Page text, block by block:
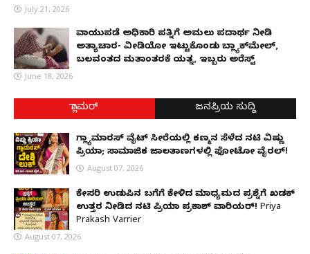
July 21, 2026
ವಾಯುಪಡೆ ಅಧಿಕಾರಿ ಪತ್ನಿಗೆ ಅಮಲು ಪದಾರ್ಥ ನೀಡಿ
ಅತ್ಯಾಚಾರ- ವೀಡಿಯೋ ಇಟ್ಟುಕೊಂಡು ಬ್ಲ್ಯಾಕ್‌ಮೇಲ್,
ಬಲವಂತದ ಮತಾಂತರಕ್ಕೆ ಯತ್ನ, ಇಬ್ಬರು ಅರೆಸ್ಟ್
June 18, 2026
ಗ್ಲಾಮರ್ ಜನಪ್ರಿಯ ಸುದ್ದಿ
ಗ್ಲ್ಯಾಮಾರಸ್ ವೈಟ್‌ ಸೀರೆಯಲ್ಲಿ ಕಣ್ಮನ ಸೆಳೆದ ನಟಿ ವಿಷ್ಣು
ಪ್ರಿಯಾ; ಸಾಮಾಜಿಕ ಜಾಲತಾಣಗಳಲ್ಲಿ ಫೋಟೋ ವೈರಲ್!
August 07, 2026
ಕೇಸರಿ ಉಡುಪಿನ ಬಗೆಗೆ ಕೇಳಿದ ಮಾಧ್ಯಮದ ಪ್ರಶ್ನೆಗೆ ಖಡಕ್
ಉತ್ತರ ನೀಡಿದ ನಟಿ ಪ್ರಿಯಾ ಪ್ರಕಾಶ್ ವಾರಿಯರ್! Priya
Prakash Varrier
August 07, 2026